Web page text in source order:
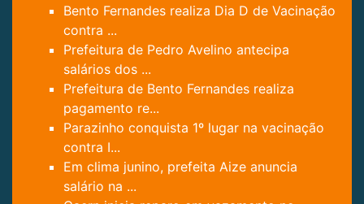
Bento Fernandes realiza Dia D de Vacinação
contra ...
Prefeitura de Pedro Avelino antecipa
salários dos ...
Prefeitura de Bento Fernandes realiza
pagamento re...
Parazinho conquista 1º lugar na vacinação
contra I...
Em clima junino, prefeita Aize anuncia
salário na ...